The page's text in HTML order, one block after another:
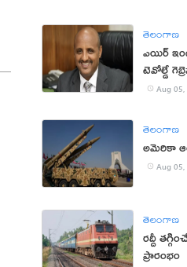
తెలంగాణ
ఎయిర్
టెవోల్డే
Aug 05,
తెలంగాణ
అమెరికా
Aug 05,
తెలంగాణ
రద్దీ
ప్రారంభం